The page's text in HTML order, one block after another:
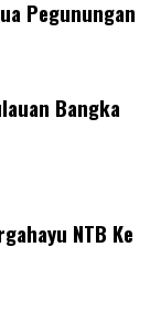
Pegunungan
Bangka
NTB Ke